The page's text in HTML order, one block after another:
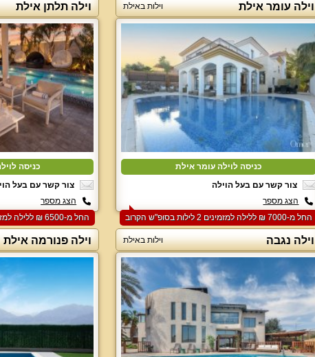
וילה עומר אילת וילות באילת
כניסה לוילה עומר אילת
צור קשר עם בעל הוילה
הצג מספר
החל מ-‏7000 ₪ ללילה למזמינים 2 לילות בסופ"ש הקרוב
וילה תלתן אילת
כניסה
צור קשר עם בעל
הצג מספר
החל מ-‏6500 ₪ ללילה למזמינים 3 לילות בסופ"ש הקרוב
וילה נגבה וילות באילת וילה פנורמה אילת